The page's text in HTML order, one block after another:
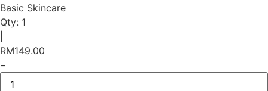
Basic Skincare
Qty: 1
RM149.00
−